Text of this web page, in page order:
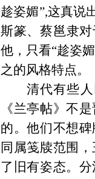
趁姿媚”,这真说
斯篆、蔡邕隶
他，只看“趁姿媚
之的风格特点。
清代有些
《兰亭帖》不
的。他们不想
同属笺牍范围
了旧有姿态。